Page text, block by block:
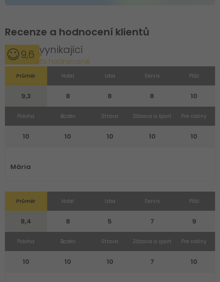
Recenze a hodnocení klientů
9,6 vynikající
5x hodnocené
Průměr
9,3
Hotel
8
Izba
8
Servis
8
Pláž
10
Poloha
10
Bazén
10
Strava
10
Zábava a šport
10
Pre rodiny
10
Mária
Průměr
8,4
Hotel
8
Izba
5
Servis
7
Pláž
9
Poloha
10
Bazén
10
Strava
10
Zábava a šport
7
Pre rodiny
10